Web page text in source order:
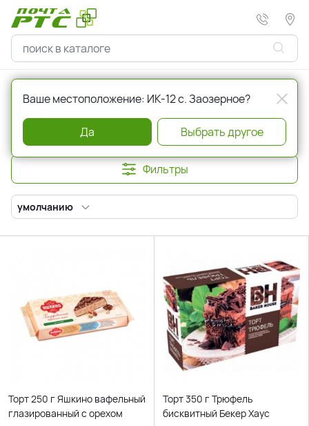
Главная Кондитерские изделия Торты, коржи
Торты, коржи
Фильтры
умолчанию
Торт 250 г Яшкино вафельный
глазированный с орехом
Торт 350 г Трюфель
бисквитный Бекер Хаус
Ваше местоположение: ИК-12 с. Заозерное?
Да Выбрать другое